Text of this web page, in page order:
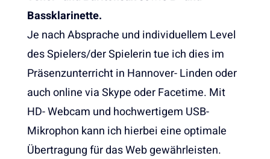
Bassklarinette.
Je nach Absprache und individuellem Level
des Spielers/der Spielerin tue ich dies im
Präsenzunterricht in Hannover- Linden oder
auch online via Skype oder Facetime. Mit
HD- Webcam und hochwertigem USB-
Mikrophon kann ich hierbei eine optimale
Übertragung für das Web gewährleisten.